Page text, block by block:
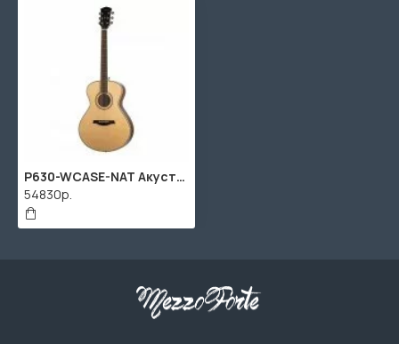
P630-WCASE-NAT Акустическая гитара, цвет натуральный, с футляром, Parkwood
54830р.